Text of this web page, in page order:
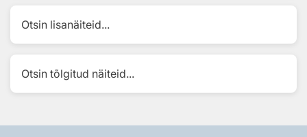
Otsin lisanäiteid...
Otsin tõlgitud näiteid...